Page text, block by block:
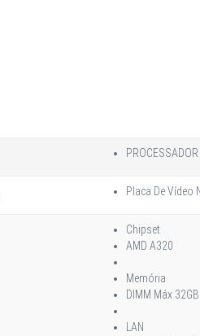
Placa De Vídeo
Chipset
AMD A320
Memória
DIMM Máx
LAN